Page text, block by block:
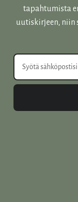
tapahtumista
uutiskirjeen, niin